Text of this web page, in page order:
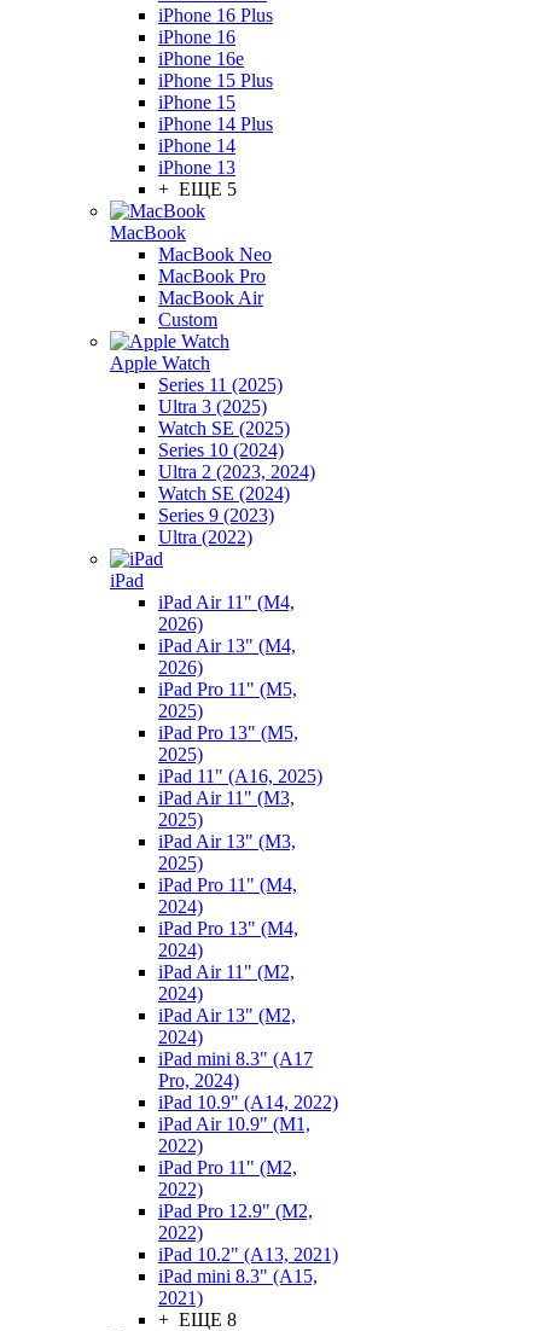
iPhone 16 Plus
iPhone 16
iPhone 16e
iPhone 15 Plus
iPhone 15
iPhone 14 Plus
iPhone 14
iPhone 13
+ ЕЩЕ 5
MacBook
MacBook Neo
MacBook Pro
MacBook Air
Custom
Apple Watch
Series 11 (2025)
Ultra 3 (2025)
Watch SE (2025)
Series 10 (2024)
Ultra 2 (2023, 2024)
Watch SE (2024)
Series 9 (2023)
Ultra (2022)
iPad
iPad Air 11" (M4,
2026)
iPad Air 13" (M4,
2026)
iPad Pro 11" (M5,
2025)
iPad Pro 13" (M5,
2025)
iPad 11" (A16, 2025)
iPad Air 11" (M3,
2025)
iPad Air 13" (M3,
2025)
iPad Pro 11" (M4,
2024)
iPad Pro 13" (M4,
2024)
iPad Air 11" (M2,
2024)
iPad Air 13" (M2,
2024)
iPad mini 8.3" (A17
Pro, 2024)
iPad 10.9" (A14, 2022)
iPad Air 10.9" (M1,
2022)
iPad Pro 11" (M2,
2022)
iPad Pro 12.9" (M2,
2022)
iPad 10.2" (A13, 2021)
iPad mini 8.3" (A15,
2021)
+ ЕЩЕ 8